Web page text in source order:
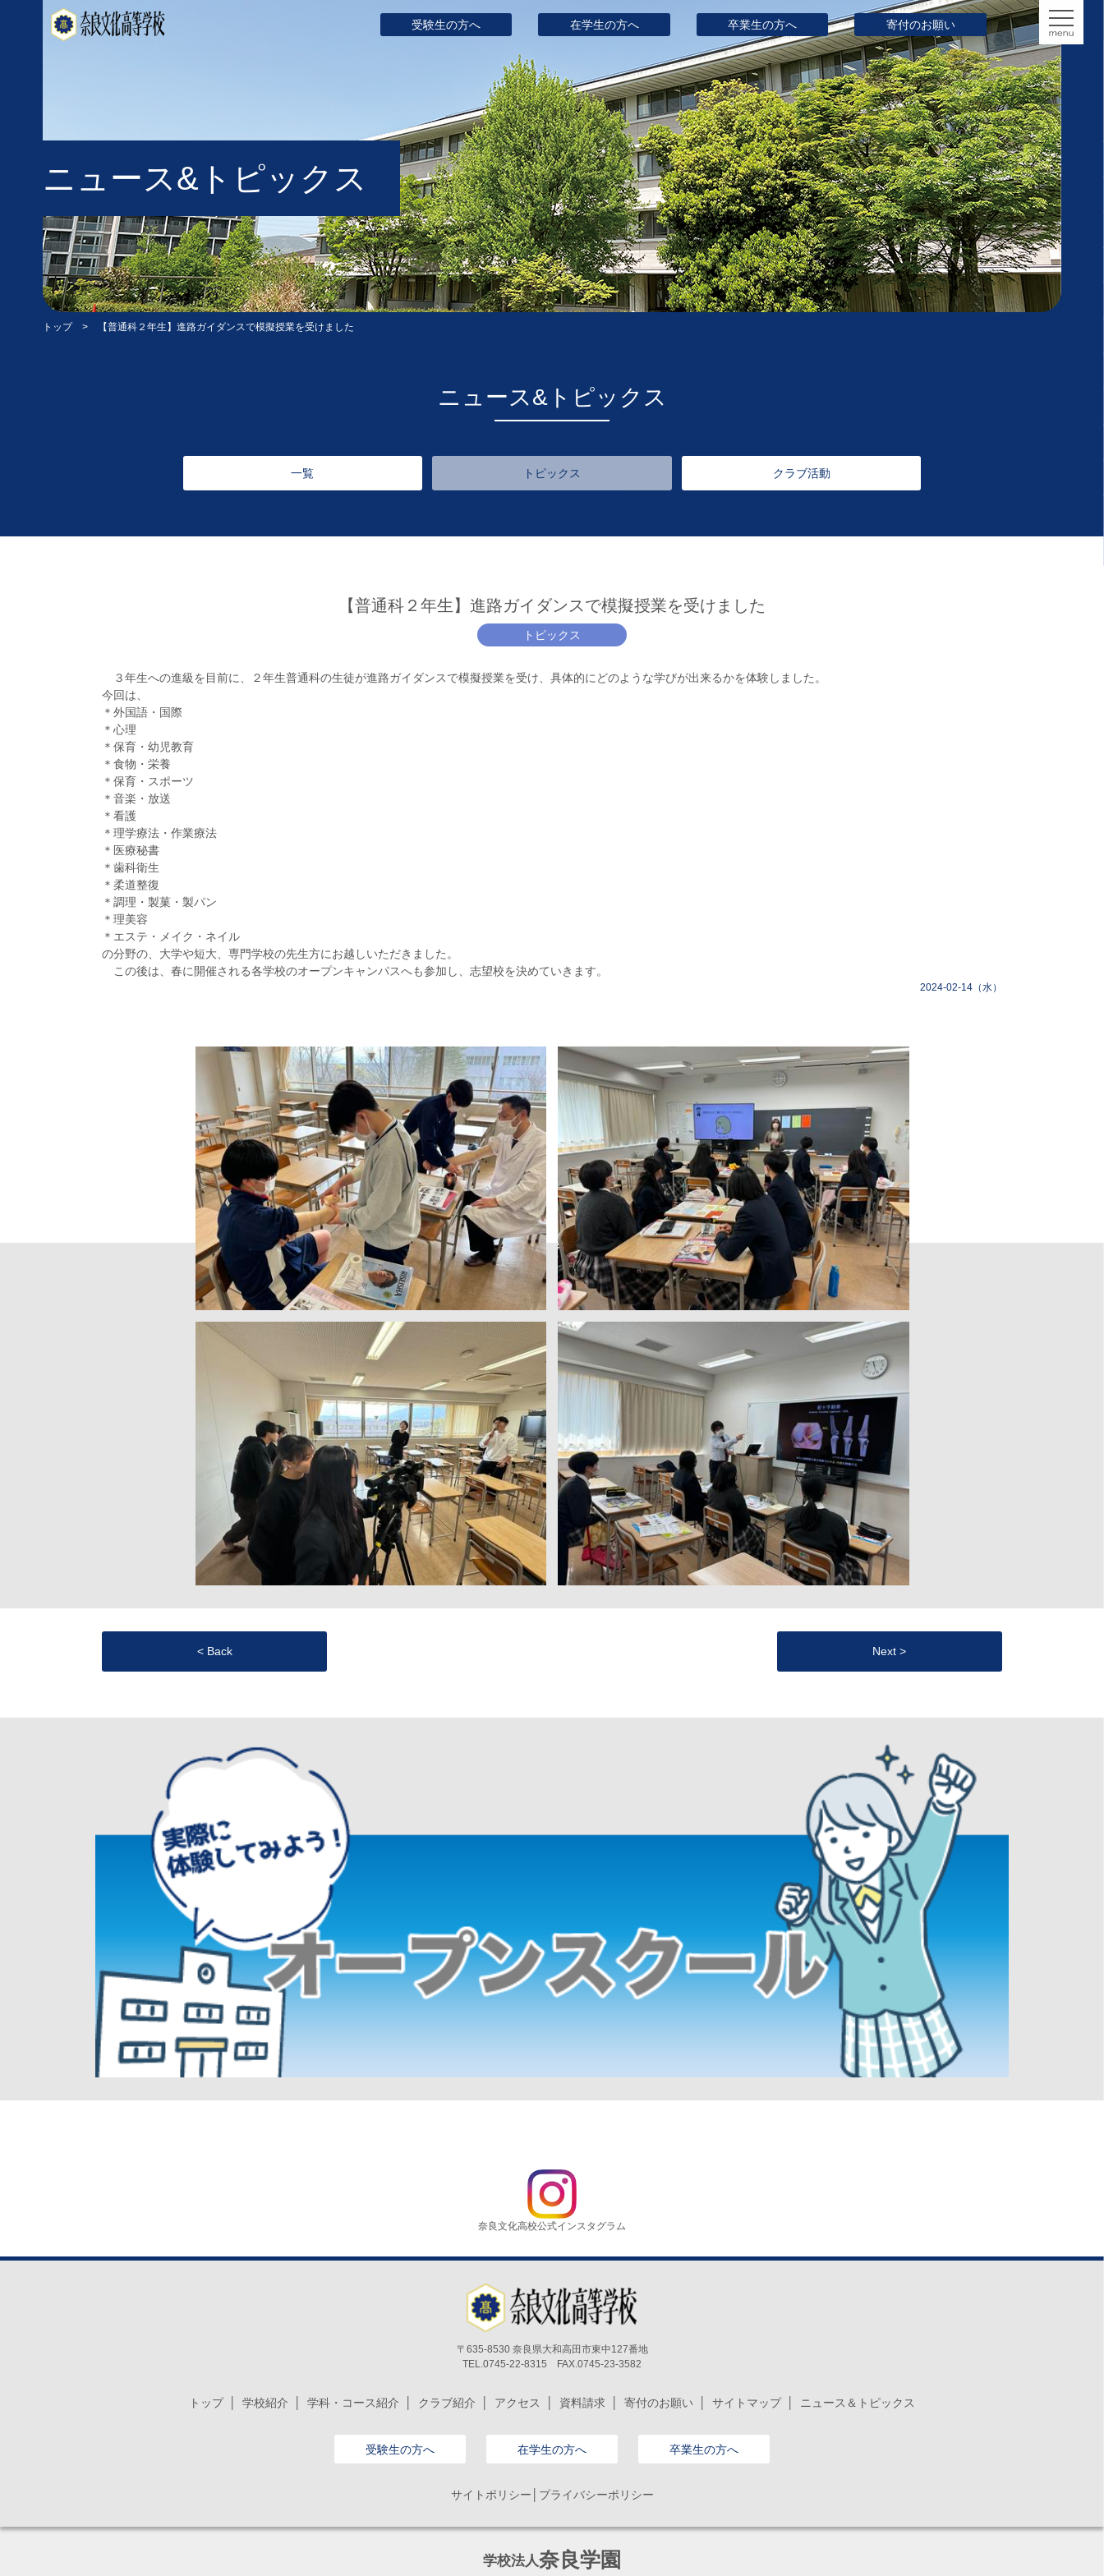
受験生の方へ 在学生の方へ 卒業生の方へ 寄付のお願い
ニュース&トピックス
トップ> 【普通科２年生】進路ガイダンスで模擬授業を受けました
ニュース&トピックス
一覧 トピックス クラブ活動
【普通科２年生】進路ガイダンスで模擬授業を受けました
トピックス
３年生への進級を目前に、２年生普通科の生徒が進路ガイダンスで模擬授業を受け、具体的にどのような学びが出来るかを体験しました。
今回は、
＊外国語・国際
＊心理
＊保育・幼児教育
＊食物・栄養
＊保育・スポーツ
＊音楽・放送
＊看護
＊理学療法・作業療法
＊医療秘書
＊歯科衛生
＊柔道整復
＊調理・製菓・製パン
＊理美容
＊エステ・メイク・ネイル
の分野の、大学や短大、専門学校の先生方にお越しいただきました。
この後は、春に開催される各学校のオープンキャンパスへも参加し、志望校を決めていきます。
2024-02-14（水）
< Back Next >
奈良文化高校公式インスタグラム
〒635-8530 奈良県大和高田市東中127番地
TEL.0745-22-8315 FAX.0745-23-3582
トップ 学校紹介 学科・コース紹介 クラブ紹介 アクセス 資料請求 寄付のお願い サイトマップ ニュース＆トピックス
受験生の方へ 在学生の方へ 卒業生の方へ
サイトポリシー│プライバシーポリシー
学校法人奈良学園